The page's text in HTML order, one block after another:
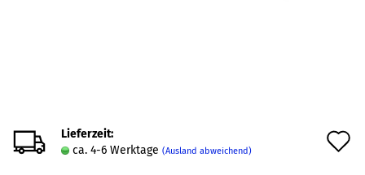
Lieferzeit:
ca. 4-6 Werktage (Ausland abweichend)